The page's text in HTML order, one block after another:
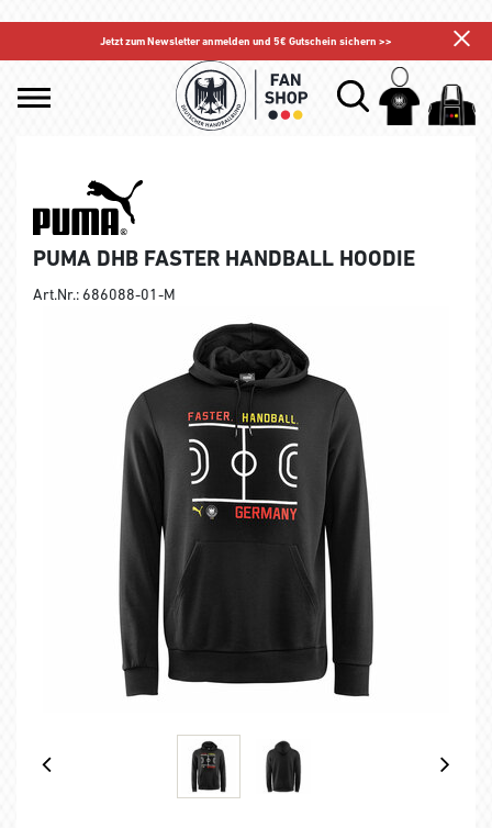
Jetzt zum Newsletter anmelden und 5€ Gutschein sichern >>
PUMA DHB FASTER HANDBALL HOODIE
Art.Nr.: 686088-01-M